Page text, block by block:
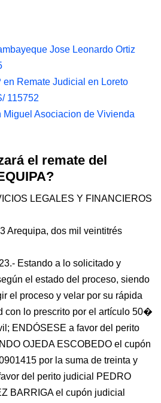
Jose Leonardo Ortiz
en Remate Judicial en Loreto
115752
Asociacion de Vivienda
el remate del
LEGALES Y FINANCIEROS
Arequipa, dos mil veintitrés
Estando a lo solicitado y
el estado del proceso, siendo
el proceso y velar por su rápida
con lo prescrito por el artículo 50�
ENDÓSESE a favor del perito
OJEDA ESCOBEDO el cupón
por la suma de treinta y
del perito judicial PEDRO
BARRIGA el cupón judicial